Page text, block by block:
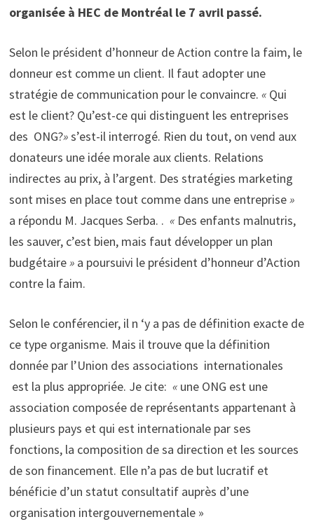
organisée à HEC de Montréal le 7 avril passé.
Selon le président d’honneur de Action contre la faim, le
donneur est comme un client. Il faut adopter une
stratégie de communication pour le convaincre. « Qui
est le client? Qu’est-ce qui distinguent les entreprises
des ONG?»s’est-il interrogé. Rien du tout, on vend aux
donateurs une idée morale aux clients. Relations
indirectes au prix, à l’argent. Des stratégies marketing
sont mises en place tout comme dans une entreprise»
a répondu M. Jacques Serba. . « Des enfants malnutris,
les sauver, c’est bien, mais faut développer un plan
budgétaire»a poursuivi le président d’honneur d’Action
contre la faim.
Selon le conférencier, il n ‘y a pas de définition exacte de
ce type organisme. Mais il trouve que la définition
donnée par l’Union des associations internationales
est la plus appropriée. Je cite: « une ONG est une
association composée de représentants appartenant à
plusieurs pays et qui est internationale par ses
fonctions, la composition de sa direction et les sources
de son financement. Elle n’a pas de but lucratif et
bénéficie d’un statut consultatif auprès d’une
organisation intergouvernementale »